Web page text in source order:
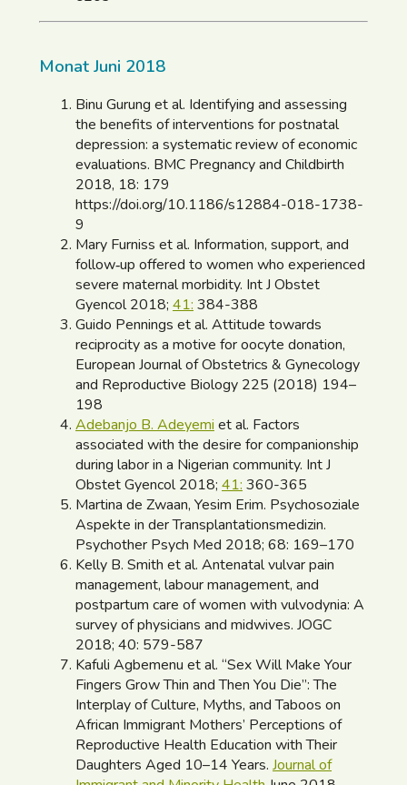
Monat Juni 2018
Binu Gurung et al. Identifying and assessing
the benefits of interventions for postnatal
depression: a systematic review of economic
evaluations. BMC Pregnancy and Childbirth
2018, 18: 179
https://doi.org/10.1186/s12884-018-1738-
9
Mary Furniss et al. Information, support, and
follow‐up offered to women who experienced
severe maternal morbidity. Int J Obstet
Gyencol 2018; 41: 384-388
Guido Pennings et al. Attitude towards
reciprocity as a motive for oocyte donation,
European Journal of Obstetrics & Gynecology
and Reproductive Biology 225 (2018) 194–
198
Adebanjo B. Adeyemi et al. Factors
associated with the desire for companionship
during labor in a Nigerian community. Int J
Obstet Gyencol 2018; 41: 360-365
Martina de Zwaan, Yesim Erim. Psychosoziale
Aspekte in der Transplantationsmedizin.
Psychother Psych Med 2018; 68: 169–170
Kelly B. Smith et al. Antenatal vulvar pain
management, labour management, and
postpartum care of women with vulvodynia: A
survey of physicians and midwives. JOGC
2018; 40: 579-587
Kafuli Agbemenu et al. “Sex Will Make Your
Fingers Grow Thin and Then You Die”: The
Interplay of Culture, Myths, and Taboos on
African Immigrant Mothers’ Perceptions of
Reproductive Health Education with Their
Daughters Aged 10–14 Years. Journal of